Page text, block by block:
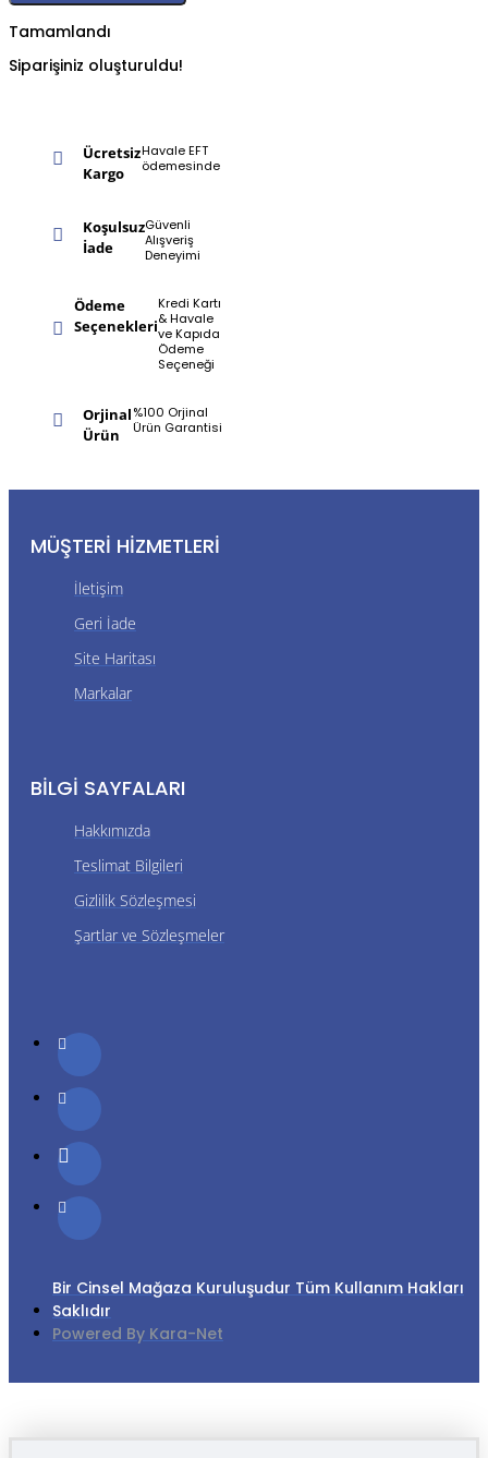
Tamamlandı
Siparişiniz oluşturuldu!
Ücretsiz
Kargo
Havale EFT
ödemesinde
Koşulsuz
İade
Güvenli
Alışveriş
Deneyimi
Ödeme
Seçenekleri
Kredi Kartı
& Havale
ve Kapıda
Ödeme
Seçeneği
Orjinal
Ürün
%100 Orjinal
Ürün Garantisi
MÜŞTERI HIZMETLERI
İletişim
Geri İade
Site Haritası
Markalar
BILGI SAYFALARI
Hakkımızda
Teslimat Bilgileri
Gizlilik Sözleşmesi
Şartlar ve Sözleşmeler
Bir Cinsel Mağaza Kuruluşudur Tüm Kullanım Hakları
Saklıdır
Powered By Kara-Net